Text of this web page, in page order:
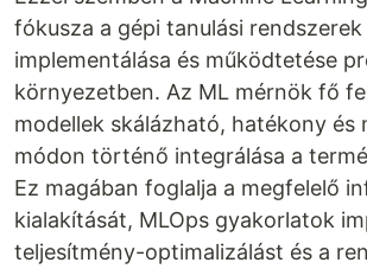
fókusza a gépi tanulási
implementálása és működtetése
környezetben. Az ML mérnök fő
modellek skálázható, hatékony és
módon történő integrálása a
Ez magában foglalja a megfelelő
kialakítását, MLOps gyakorlatok
teljesítmény-optimalizálást és a